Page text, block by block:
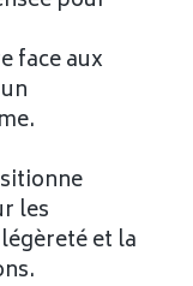
face aux
les
et la